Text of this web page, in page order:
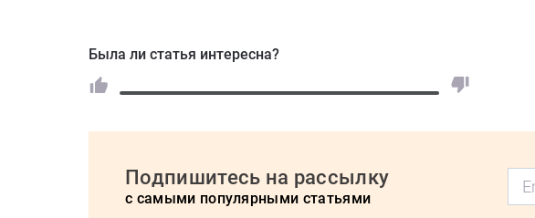
Была ли статья интересна?
Подпишитесь на рассылку
с самыми популярными статьями